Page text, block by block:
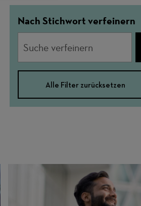
Nach Stichwort verfeinern
Alle Filter zurücksetzen